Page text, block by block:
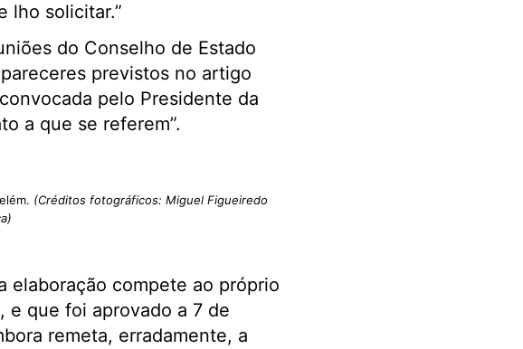
lho solicitar.”
do Conselho de Estado
previstos no artigo
pelo Presidente da
a que se referem”.
(Créditos fotográficos: Miguel Figueiredo
elaboração compete ao próprio
e que foi aprovado a 7 de
remeta, erradamente, a